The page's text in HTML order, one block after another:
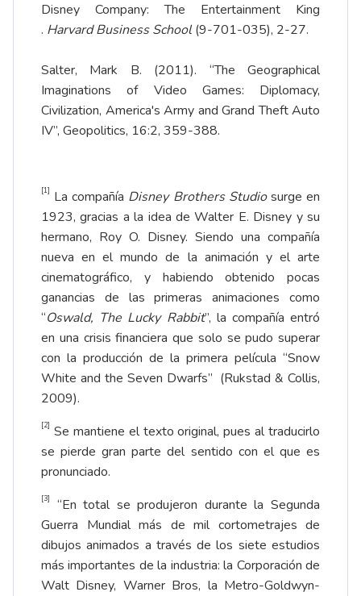
Disney Company: The Entertainment King
. Harvard Business School(9-701-035), 2-27.
Salter, Mark B. (2011). “The Geographical
Imaginations of Video Games: Diplomacy,
Civilization, America's Army and Grand Theft Auto
IV”, Geopolitics, 16:2, 359-388.
[1] La compañía Disney Brothers Studiosurge en
1923, gracias a la idea de Walter E. Disney y su
hermano, Roy O. Disney. Siendo una compañía
nueva en el mundo de la animación y el arte
cinematográfico, y habiendo obtenido pocas
ganancias de las primeras animaciones como
“Oswald, The Lucky Rabbit”, la compañía entró
en una crisis financiera que solo se pudo superar
con la producción de la primera película “Snow
White and the Seven Dwarfs” (Rukstad & Collis,
2009).
[2] Se mantiene el texto original, pues al traducirlo
se pierde gran parte del sentido con el que es
pronunciado.
[3]
“En total se produjeron durante la Segunda
Guerra Mundial más de mil cortometrajes de
dibujos animados a través de los siete estudios
más importantes de la industria: la Corporación de
Walt Disney, Warner Bros, la Metro-Goldwyn-